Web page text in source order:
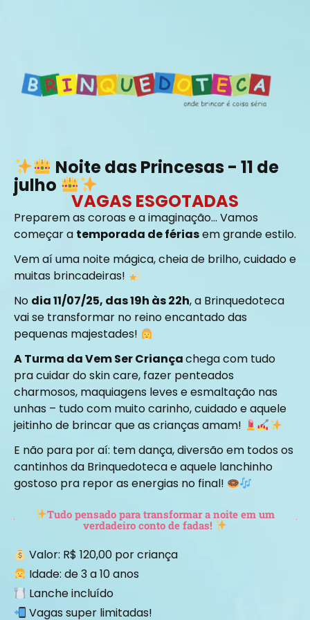
Noite das Princesas - 11 de
julho
VAGAS ESGOTADAS
Preparem as coroas e a imaginação… Vamos
começar a temporada de fériasem grande estilo.
Vem aí uma noite mágica, cheia de brilho, cuidado e
muitas brincadeiras!
No dia 11/07/25, das 19h às 22h, a Brinquedoteca
vai se transformar no reino encantado das
pequenas majestades!
A Turma da Vem Ser Criançachega com tudo
pra cuidar do skin care, fazer penteados
charmosos, maquiagens leves e esmaltação nas
unhas – tudo com muito carinho, cuidado e aquele
jeitinho de brincar que as crianças amam!
E não para por aí: tem dança, diversão em todos os
cantinhos da Brinquedoteca e aquele lanchinho
gostoso pra repor as energias no final!
Tudo pensado para transformar a noite em um
verdadeiro conto de fadas!
Valor: R$ 120,00 por criança​
Idade: de 3 a 10 anos​
Lanche incluído​
Vagas super limitadas!